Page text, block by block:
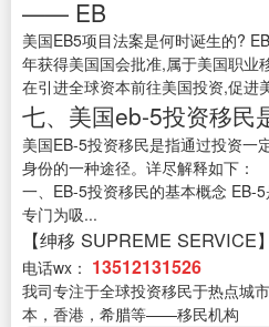
—— EB
美国EB5项目法案是何时诞生的?
年获得美国国会批准,属于美国职业
在引进全球资本前往美国投资,促进
七、美国eb-5投资移民
美国EB-5投资移民是指通过投资一
身份的一种途径。详尽解释如下：
一、EB-5投资移民的基本概念 EB-
专门为吸...
【绅移 SUPREME SERVICE
电话wx： 13512131526
我司专注于全球投资移民于热点城
本，香港，希腊等——移民机构